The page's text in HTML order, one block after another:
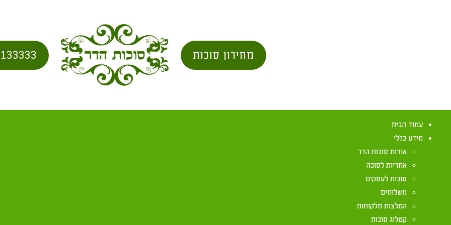
מחירון סוכות
עמוד הבית
מידע כללי
אודות סוכות הדר
אחריות לסוכה
סוכות לעסקים
משלוחים
המלצות מלקוחות
קטלוג סוכותתפילה בסוכה